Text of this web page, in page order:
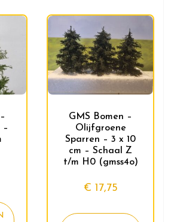
–
GMS Bomen –
Olijfgroene
Sparren – 3 x 10
cm – Schaal Z
t/m H0 (gmss4o)
€ 17,75